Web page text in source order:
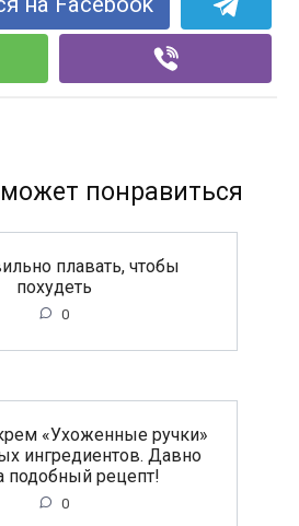
понравиться
плавать, чтобы
похудеть
0
«Ухоженные ручки»
ингредиентов. Давно
подобный рецепт!
0